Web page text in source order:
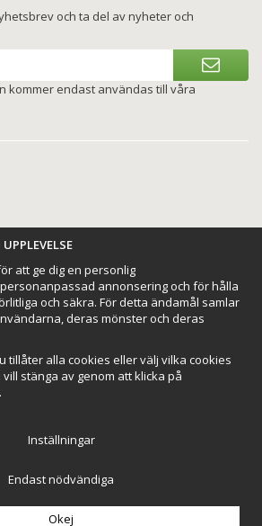
och ta del av nyheter och
kommer endast användas till våra
att ge dig en personlig
annonsering och för hålla
och säkra. För detta ändamål samlar
deras mönster och deras
tillåter alla cookies eller välj vilka cookies
stänga av genom att klicka på
Inställningar
Endast nödvändiga
Okej